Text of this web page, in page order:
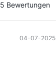
Bewertungen
04-07-2025